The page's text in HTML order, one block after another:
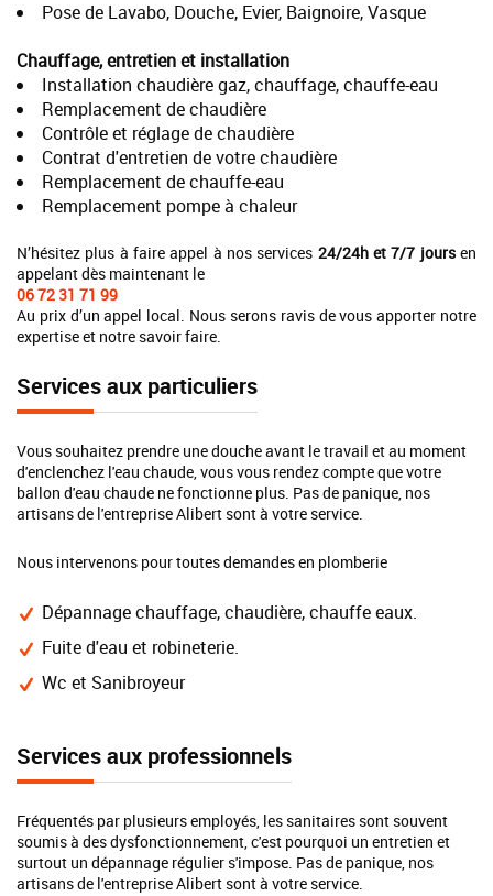
Pose de Lavabo, Douche, Evier, Baignoire, Vasque
Chauffage, entretien et installation
Installation chaudière gaz, chauffage, chauffe-eau
Remplacement de chaudière
Contrôle et réglage de chaudière
Contrat d'entretien de votre chaudière
Remplacement de chauffe-eau
Remplacement pompe à chaleur
N’hésitez plus à faire appel à nos services 24/24h et 7/7 joursen
appelant dès maintenant le
06 72 31 71 99
Au prix d’un appel local. Nous serons ravis de vous apporter notre
expertise et notre savoir faire.
Services aux particuliers
Vous souhaitez prendre une douche avant le travail et au moment
d'enclenchez l'eau chaude, vous vous rendez compte que votre
ballon d'eau chaude ne fonctionne plus. Pas de panique, nos
artisans de l'entreprise Alibert sont à votre service.
Nous intervenons pour toutes demandes en plomberie
Dépannage chauffage, chaudière, chauffe eaux.
Fuite d'eau et robineterie.
Wc et Sanibroyeur
Services aux professionnels
Fréquentés par plusieurs employés, les sanitaires sont souvent
soumis à des dysfonctionnement, c'est pourquoi un entretien et
surtout un dépannage régulier s'impose. Pas de panique, nos
artisans de l'entreprise Alibert sont à votre service.